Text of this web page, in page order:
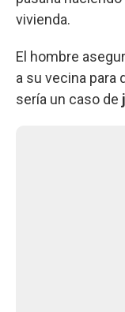
vivienda.
El hombre
a su vecina para
sería un caso de